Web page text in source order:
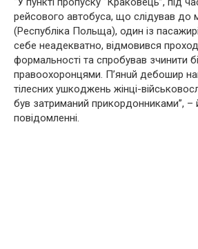
рейсового автобуса, що слідував до
(Республіка Польща), один із
себе неадекватно, відмовився
формальності та спробував зчинити
правоохоронцями. П’янuй дебoшир
тiлecних ушкoджeнь жінці-
був затриманий прикордонниками”, –
повідомленні.